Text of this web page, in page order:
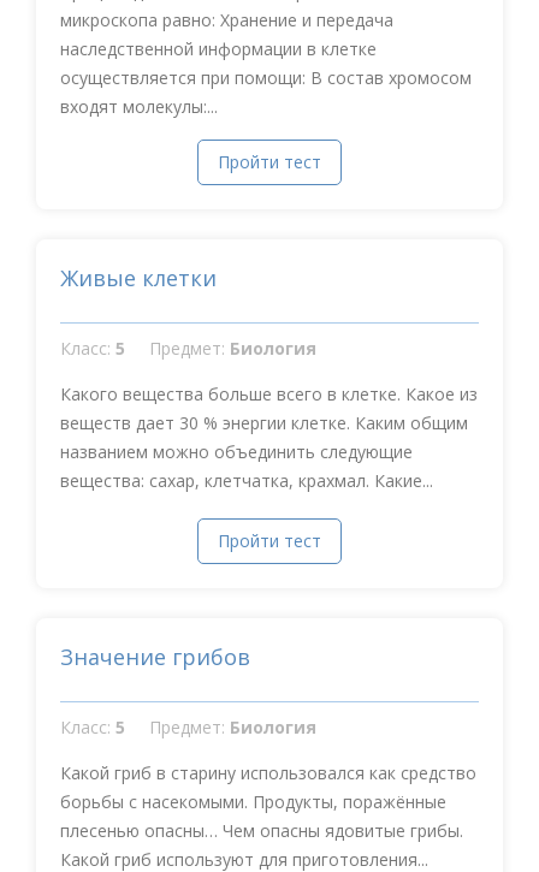
микроскопа равно: Хранение и передача
наследственной информации в клетке
осуществляется при помощи: В состав хромосом
входят молекулы:...
Пройти тест
Живые клетки
Класс: 5 Предмет: Биология
Какого вещества больше всего в клетке. Какое из
веществ дает 30 % энергии клетке. Каким общим
названием можно объединить следующие
вещества: сахар, клетчатка, крахмал. Какие...
Пройти тест
Значение грибов
Класс: 5 Предмет: Биология
Какой гриб в старину использовался как средство
борьбы с насекомыми. Продукты, поражённые
плесенью опасны… Чем опасны ядовитые грибы.
Какой гриб используют для приготовления...